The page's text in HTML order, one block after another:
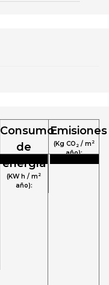
Consumo
de
energía
(KW h / m 2
año):
Emisiones
(Kg CO 2 / m 2
año):